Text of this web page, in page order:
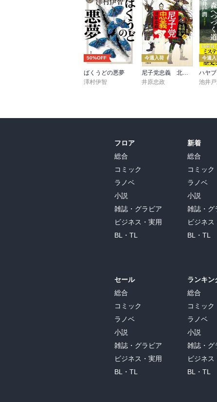
50%OFF
ばくうどの悪夢
澤村伊智
今週入荷
尼子党忠義 北近江合戦心得〈八〉
井原忠政
今週
池井
フロア
総合
コミック
ラノベ
小説
雑誌・グラビア
ビジネス・実用
BL・TL
セール
総合
コミック
ラノベ
小説
雑誌・グラビア
ビジネス・実用
BL・TL
新着
総合
コミック
ラノベ
小説
雑誌・グ
ビジネス
BL・TL
ランキン
総合
コミック
ラノベ
小説
雑誌・グ
ビジネス
BL・TL